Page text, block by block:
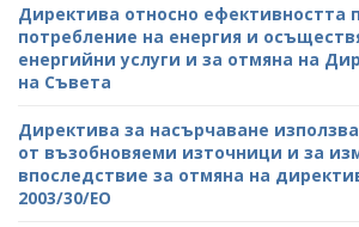
Директива относно ефективността
потребление на енергия и
енергийни услуги и за отмяна на
на Съвета
Директива за насърчаване
от възобновяеми източници и за
впоследствие за отмяна на
2003/30/ЕО